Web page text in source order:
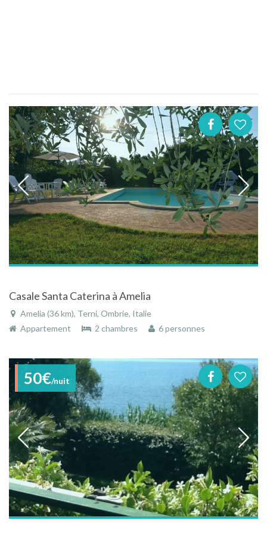
Casale Santa Caterina à Amelia
Amelia (36 km), Terni, Ombrie, Italie
Appartement
2 chambres 6 personnes
50€/nuit